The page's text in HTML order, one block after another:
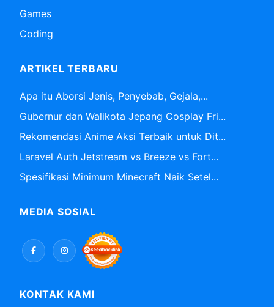
Games
Coding
ARTIKEL TERBARU
Apa itu Aborsi Jenis, Penyebab, Gejala,...
Gubernur dan Walikota Jepang Cosplay Fri...
Rekomendasi Anime Aksi Terbaik untuk Dit...
Laravel Auth Jetstream vs Breeze vs Fort...
Spesifikasi Minimum Minecraft Naik Setel...
MEDIA SOSIAL
KONTAK KAMI